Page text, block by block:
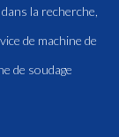
la recherche,
de machine de
de soudage